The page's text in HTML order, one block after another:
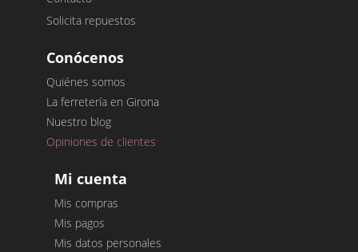
Solicita repuestos
Conócenos
Quiénes somos
La ferretería en Girona
Nuestro blog
Opiniones de clientes
Mi cuenta
Mis compras
Mis pagos
Mis datos personales